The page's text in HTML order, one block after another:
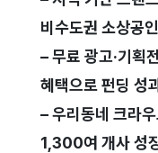
비수도권 소상공
– 무료 광고·기획
혜택으로 펀딩 성
– 우리동네 크라
1,300여 개사 성